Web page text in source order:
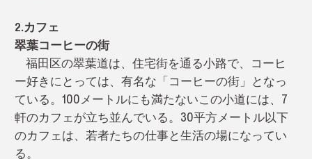
2.カフェ
翠葉コーヒーの街
福田区の翠葉道は、住宅街を通る小路で、コーヒ
ー好きにとっては、有名な「コーヒーの街」となっ
ている。100メートルにも満たないこの小道には、7
軒のカフェが立ち並んでいる。30平方メートル以下
のカフェは、若者たちの仕事と生活の場になってい
る。